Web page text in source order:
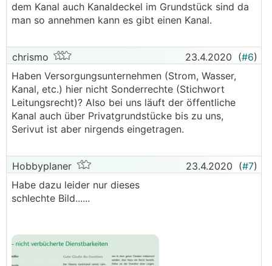
dem Kanal auch Kanaldeckel im Grundstück sind da
man so annehmen kann es gibt einen Kanal.
chrismo 23.4.2020 (#6)
Haben Versorgungsunternehmen (Strom, Wasser,
Kanal, etc.) hier nicht Sonderrechte (Stichwort
Leitungsrecht)? Also bei uns läuft der öffentliche
Kanal auch über Privatgrundstücke bis zu uns,
Serivut ist aber nirgends eingetragen.
Hobbyplaner 23.4.2020 (#7)
Habe dazu leider nur dieses
schlechte Bild......